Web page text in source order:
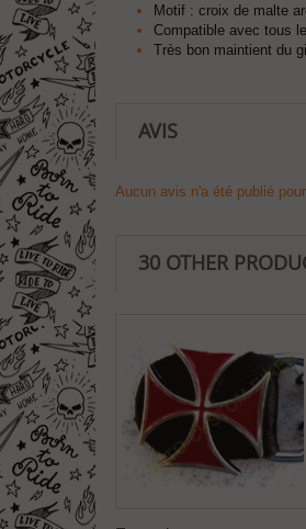
Motif : croix de malte
Compatible avec tous
Très bon maintient du
AVIS
Aucun avis n'a été publié
30 OTHER